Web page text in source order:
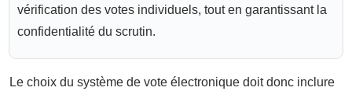
vérification des votes individuels, tout en garantissant la
confidentialité du scrutin.
Le choix du système de vote électronique doit donc inclure